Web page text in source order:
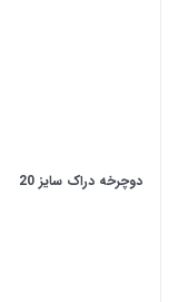
دوچرخه دراک سایز 20